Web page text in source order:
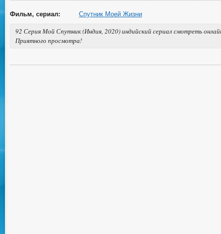
Фильм, сериал: Спутник Моей Жизни
92 Серия Мой Спутник (Индия, 2020) индийский сериал смотреть
Приятного просмотра!